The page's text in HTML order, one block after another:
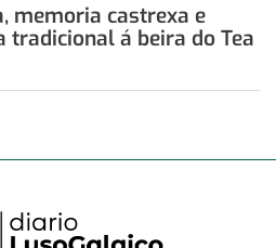
memoria castrexa e
tradicional á beira do Tea